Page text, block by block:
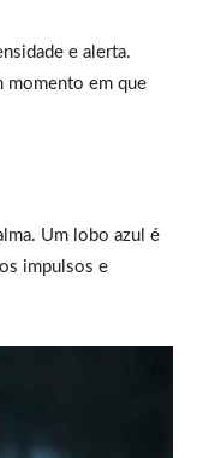
e alerta.
momento em que
Um lobo azul é
impulsos e